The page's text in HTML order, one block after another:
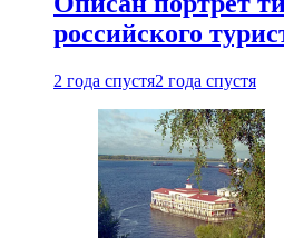
российского
2 года спустя2 года спустя